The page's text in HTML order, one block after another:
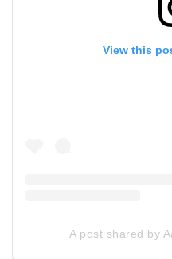
View this
A post shared by